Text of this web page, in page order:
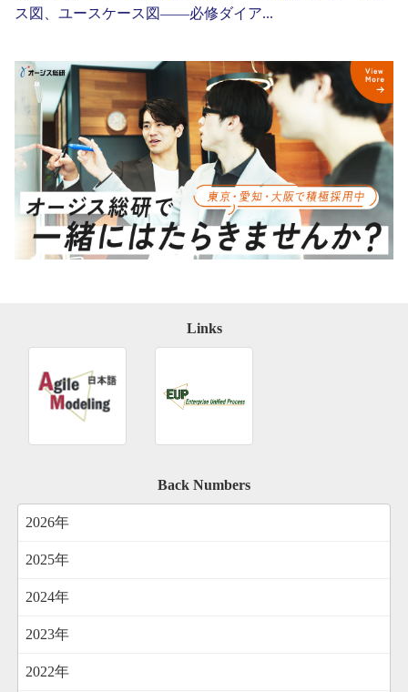
ス図、ユースケース図——必修ダイア...
Links
Back Numbers
2026年
2025年
2024年
2023年
2022年